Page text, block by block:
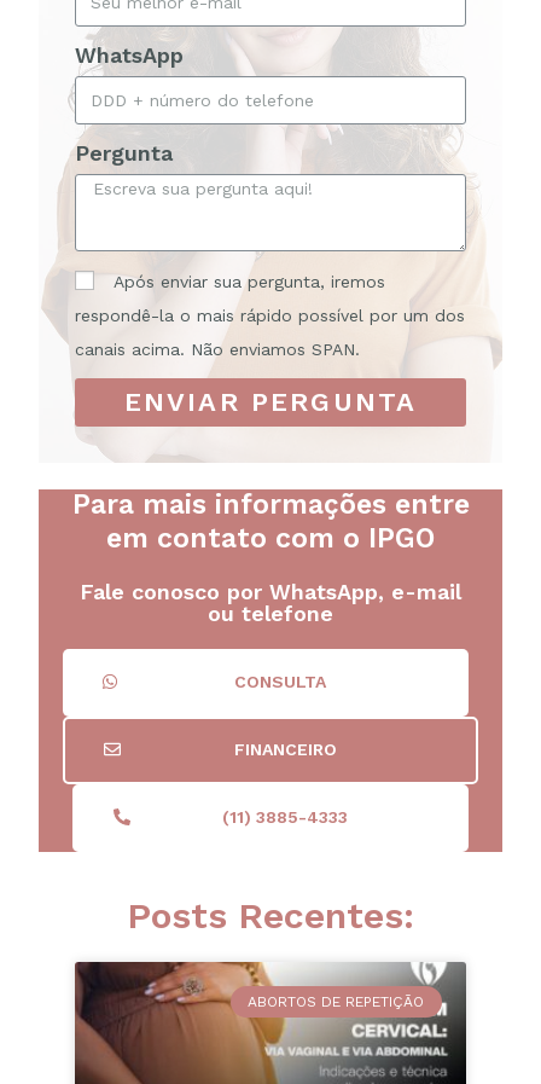
WhatsApp
Pergunta
Após enviar sua pergunta, iremos
respondê-la o mais rápido possível por um dos
canais acima. Não enviamos SPAN.
ENVIAR PERGUNTA
Para mais informações entre
em contato com o IPGO
Fale conosco por WhatsApp, e-mail
ou telefone
CONSULTA
FINANCEIRO
(11) 3885-4333
Posts Recentes:
ABORTOS DE REPETIÇÃO